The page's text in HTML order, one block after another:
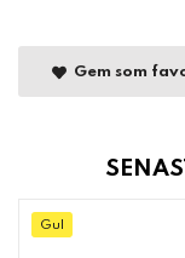
Gem som
Gul